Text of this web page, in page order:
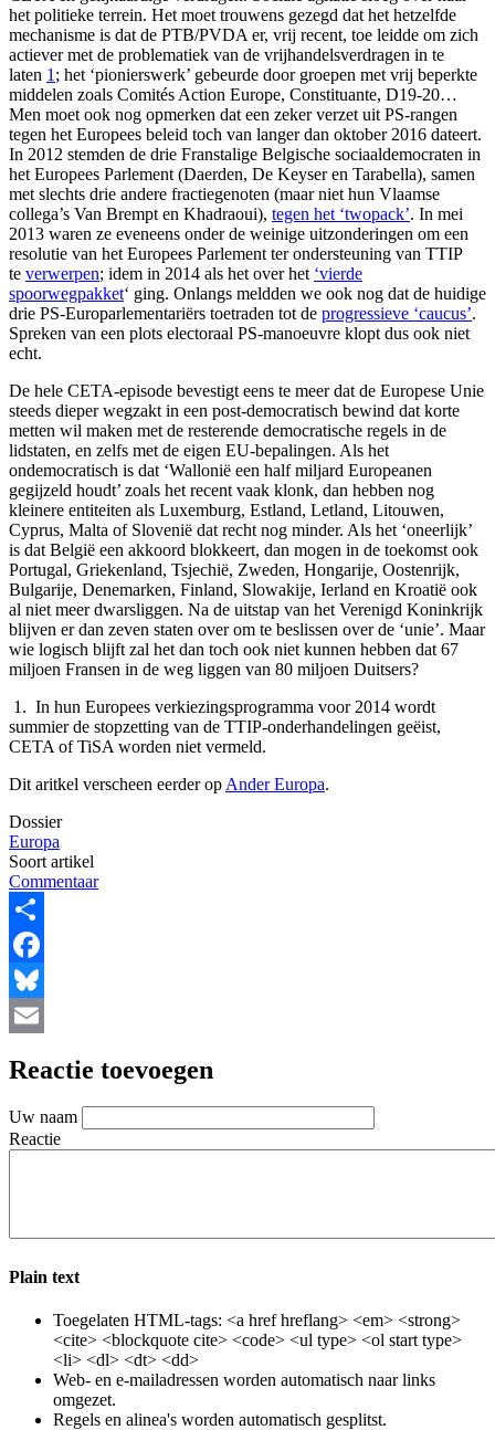
het politieke terrein. Het moet trouwens gezegd dat het hetzelfde
mechanisme is dat de PTB/PVDA er, vrij recent, toe leidde om zich
actiever met de problematiek van de vrijhandelsverdragen in te
laten 1 ; het ‘pionierswerk’ gebeurde door groepen met vrij beperkte
middelen zoals Comités Action Europe, Constituante, D19-20…
Men moet ook nog opmerken dat een zeker verzet uit PS-rangen
tegen het Europees beleid toch van langer dan oktober 2016 dateert.
In 2012 stemden de drie Franstalige Belgische sociaaldemocraten in
het Europees Parlement (Daerden, De Keyser en Tarabella), samen
met slechts drie andere fractiegenoten (maar niet hun Vlaamse
collega’s Van Brempt en Khadraoui), tegen het ‘twopack’. In mei
2013 waren ze eveneens onder de weinige uitzonderingen om een
resolutie van het Europees Parlement ter ondersteuning van TTIP
te verwerpen; idem in 2014 als het over het ‘vierde
spoorwegpakket‘ ging. Onlangs meldden we ook nog dat de huidige
drie PS-Europarlementariërs toetraden tot de progressieve ‘caucus’.
Spreken van een plots electoraal PS-manoeuvre klopt dus ook niet
echt.
De hele CETA-episode bevestigt eens te meer dat de Europese Unie
steeds dieper wegzakt in een post-democratisch bewind dat korte
metten wil maken met de resterende democratische regels in de
lidstaten, en zelfs met de eigen EU-bepalingen. Als het
ondemocratisch is dat ‘Wallonië een half miljard Europeanen
gegijzeld houdt’ zoals het recent vaak klonk, dan hebben nog
kleinere entiteiten als Luxemburg, Estland, Letland, Litouwen,
Cyprus, Malta of Slovenië dat recht nog minder. Als het ‘oneerlijk’
is dat België een akkoord blokkeert, dan mogen in de toekomst ook
Portugal, Griekenland, Tsjechië, Zweden, Hongarije, Oostenrijk,
Bulgarije, Denemarken, Finland, Slowakije, Ierland en Kroatië ook
al niet meer dwarsliggen. Na de uitstap van het Verenigd Koninkrijk
blijven er dan zeven staten over om te beslissen over de ‘unie’. Maar
wie logisch blijft zal het dan toch ook niet kunnen hebben dat 67
miljoen Fransen in de weg liggen van 80 miljoen Duitsers?
1. In hun Europees verkiezingsprogramma voor 2014 wordt
summier de stopzetting van de TTIP-onderhandelingen geëist,
CETA of TiSA worden niet vermeld.
Dit aritkel verscheen eerder op Ander Europa.
Dossier
Europa
Soort artikel
Commentaar
Share
Facebook
Bluesky
Reactie toevoegen
Uw naam
Reactie
Plain text
Toegelaten HTML-tags: <a href hreflang> <em> <strong>
<cite> <blockquote cite> <code> <ul type> <ol start type>
<li> <dl> <dt> <dd>
Web- en e-mailadressen worden automatisch naar links
omgezet.
Regels en alinea's worden automatisch gesplitst.